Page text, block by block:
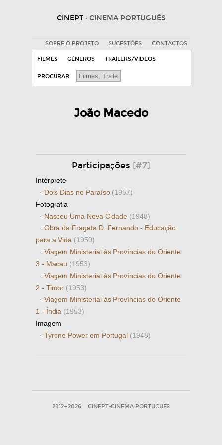
CINEPT · CINEMA PORTUGUÊS
SOBRE O PROJETO SUGESTÕES CONTACTOS
FILMES GÉNEROS TRAILERS/VIDEOS
PROCURAR
João Macedo
Participações [#7]
Intérprete
· Dois Dias no Paraíso (1957)
Fotografia
· Nasceu Uma Nova Cidade (1948)
· Obra da Fragata D. Fernando - Educação
para a Vida (1950)
· Viagem Ministerial às Províncias do Oriente
3 - Macau (1953)
· Viagem Ministerial às Províncias do Oriente
2 - Timor (1953)
· Viagem Ministerial às Províncias do Oriente
1 - Índia (1953)
Imagem
· Tyrone Power em Portugal (1948)
2012—2026 CINEPT-CINEMA PORTUGUES